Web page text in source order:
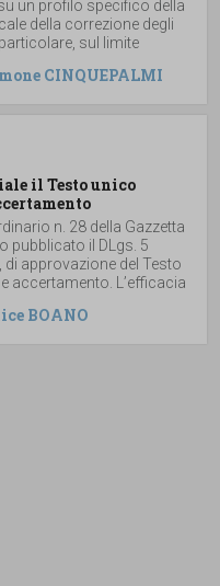
un profilo specifico della
della correzione degli
sul limite
CINQUEPALMI
il Testo unico
n. 28 della Gazzetta
pubblicato il DLgs. 5
approvazione del Testo
accertamento. L’efficacia
BOANO